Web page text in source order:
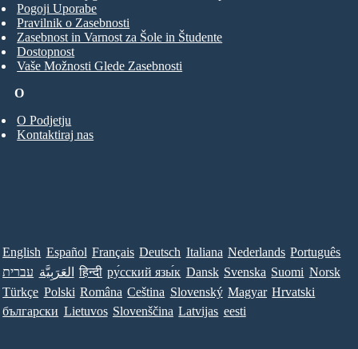
O
O Podjetju
Kontaktiraj nas
Pogoji Uporabe
Pravilnik o Zasebnosti
Zasebnost in Varnost za Šole in Študente
Dostopnost
Vaše Možnosti Glede Zasebnosti
English Español Français Deutsch Italiana Nederlands Português
עברית العَرَبِيَّة हिन्दी ру́сский язы́к Dansk Svenska Suomi Norsk
Türkçe Polski Româna Ceština Slovenský Magyar Hrvatski
български Lietuvos Slovenščina Latvijas eesti